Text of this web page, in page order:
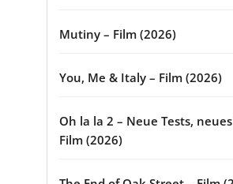
Mutiny – Film (2026)
You, Me & Italy – Film (2026)
Oh la la 2 – Neue Tests,
Film (2026)